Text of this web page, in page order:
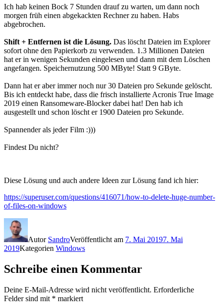
Ich hab keinen Bock 7 Stunden drauf zu warten, um dann noch
morgen früh einen abgekackten Rechner zu haben. Habs
abgebrochen.
Shift + Entfernen ist die Lösung. Das löscht Dateien im Explorer
sofort ohne den Papierkorb zu verwenden. 1.3 Millionen Dateien
hat er in wenigen Sekunden eingelesen und dann mit dem Löschen
angefangen. Speichernutzung 500 MByte! Statt 9 GByte.
Dann hat er aber immer noch nur 30 Dateien pro Sekunde gelöscht.
Bis ich entdeckt habe, dass die frisch installierte Acronis True Image
2019 einen Ransomeware-Blocker dabei hat! Den hab ich
ausgestellt und schon löscht er 1900 Dateien pro Sekunde.
Spannender als jeder Film :)))
Findest Du nicht?
Diese Lösung und auch andere Ideen zur Lösung fand ich hier:
https://superuser.com/questions/416071/how-to-delete-huge-number-
of-files-on-windows
Autor SandroVeröffentlicht am 7. Mai 20197. Mai
2019Kategorien Windows
Schreibe einen Kommentar
Deine E-Mail-Adresse wird nicht veröffentlicht. Erforderliche
Felder sind mit * markiert